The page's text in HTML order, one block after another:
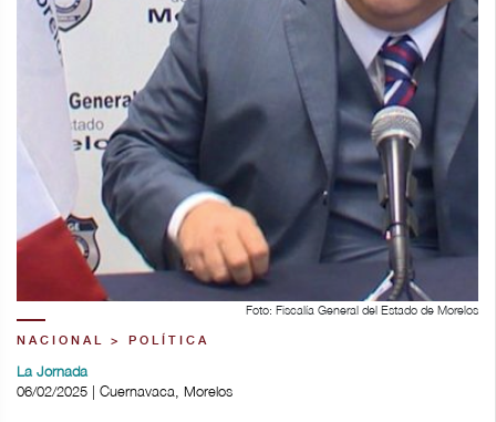
Foto: Fiscalía General del Estado de Morelos
NACIONAL > POLÍTICA
La Jornada
06/02/2025 | Cuernavaca, Morelos